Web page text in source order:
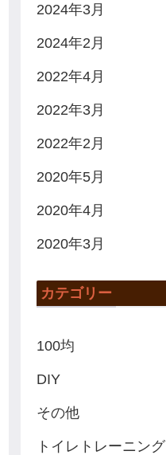
2024年3月
2024年2月
2022年4月
2022年3月
2022年2月
2020年5月
2020年4月
2020年3月
カテゴリー
100均
DIY
その他
トイレトレーニング